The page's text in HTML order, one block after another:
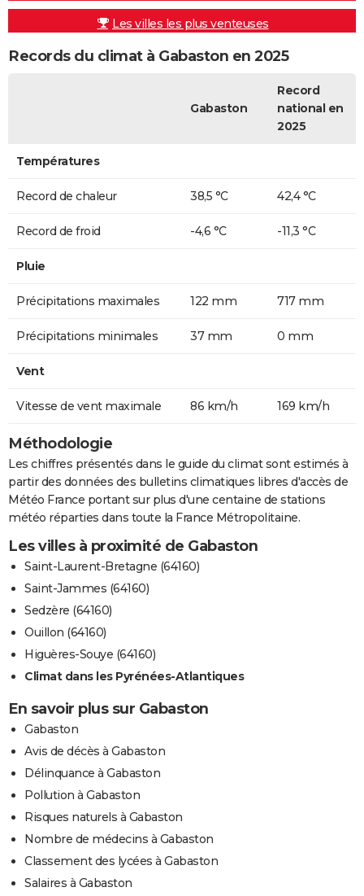
Les villes les plus venteuses
Records du climat à Gabaston en 2025
Gabaston
Record
national en
2025
Températures
Record de chaleur 38,5 °C 42,4 °C
Record de froid -4,6 °C -11,3 °C
Pluie
Précipitations maximales 122 mm 717 mm
Précipitations minimales 37 mm 0 mm
Vent
Vitesse de vent maximale 86 km/h 169 km/h
Méthodologie
Les chiffres présentés dans le guide du climat sont estimés à
partir des données des bulletins climatiques libres d'accès de
Météo France portant sur plus d'une centaine de stations
météo réparties dans toute la France Métropolitaine.
Les villes à proximité de Gabaston
Saint-Laurent-Bretagne (64160)
Saint-Jammes (64160)
Sedzère (64160)
Ouillon (64160)
Higuères-Souye (64160)
Climat dans les Pyrénées-Atlantiques
En savoir plus sur Gabaston
Gabaston
Avis de décès à Gabaston
Délinquance à Gabaston
Pollution à Gabaston
Risques naturels à Gabaston
Nombre de médecins à Gabaston
Classement des lycées à Gabaston
Salaires à Gabaston